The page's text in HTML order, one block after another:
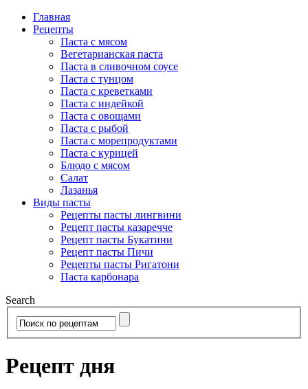
Главная
Рецепты
Паста с мясом
Вегетарианская паста
Паста в сливочном соусе
Паста с тунцом
Паста с креветками
Паста с индейкой
Паста с овощами
Паста с рыбой
Паста с морепродуктами
Паста с курицей
Блюдо с мясом
Салат
Лазанья
Виды пасты
Рецепты пасты лингвини
Рецепт пасты казаречче
Рецепт пасты Букатини
Рецепт пасты Пичи
Рецепты пасты Ригатони
Паста карбонара
Search
Рецепт дня